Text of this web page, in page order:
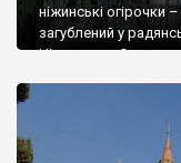
ніжинські огірочки
загублений у
Ніжин греки?